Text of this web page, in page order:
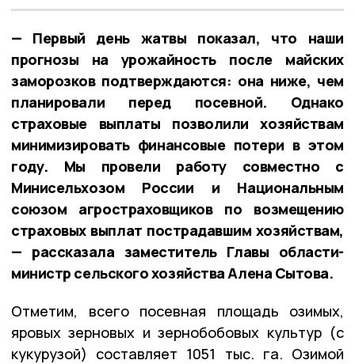
— Первый день жатвы показал, что наши
прогнозы на урожайность после майских
заморозков подтверждаются: она ниже, чем
планировали перед посевной. Однако
страховые выплаты позволили хозяйствам
минимизировать финансовые потери в этом
году. Мы провели работу совместно с
Минисельхозом России и Национальным
союзом агростраховщиков по возмещению
страховых выплат пострадавшим хозяйствам,
— рассказала заместитель Главы области-
министр сельского хозяйства Алена Сытова.
Отметим, всего посевная площадь озимых,
яровых зерновых и зернобобовых культур (с
кукурузой) составляет 1051 тыс. га. Озимой